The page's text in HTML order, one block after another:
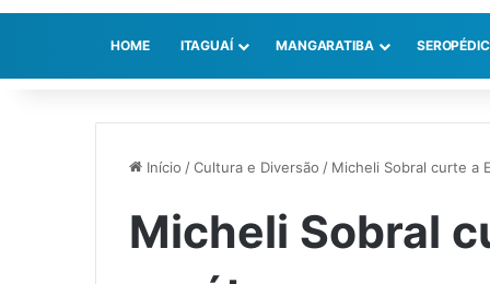
HOME ITAGUAÍ MANGARATIBA
Início /Cultura e Diversão / Micheli Sobral curte a
Micheli Sobral